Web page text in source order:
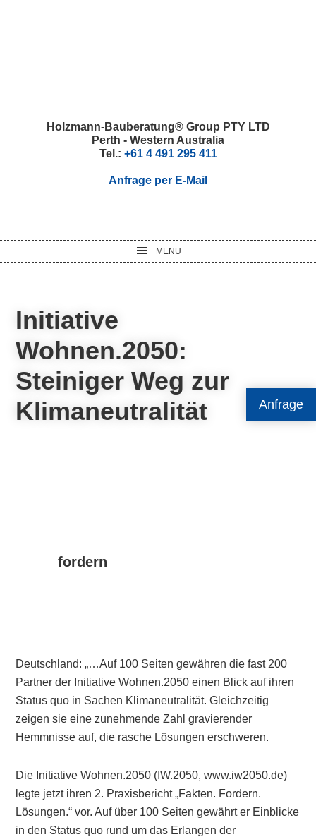
Anfrage
Holzmann-Bauberatung® Group PTY LTD
Perth - Western Australia
Tel.: +61 4 491 295 411
Anfrage per E-Mail
MENU
Initiative
Wohnen.2050:
Steiniger Weg zur
Klimaneutralität
fordern
Deutschland: „…Auf 100 Seiten gewähren die fast 200
Partner der Initiative Wohnen.2050 einen Blick auf ihren
Status quo in Sachen Klimaneutralität. Gleichzeitig
zeigen sie eine zunehmende Zahl gravierender
Hemmnisse auf, die rasche Lösungen erschweren.
Die Initiative Wohnen.2050 (IW.2050, www.iw2050.de)
legte jetzt ihren 2. Praxisbericht „Fakten. Fordern.
Lösungen.“ vor. Auf über 100 Seiten gewährt er Einblicke
in den Status quo rund um das Erlangen der